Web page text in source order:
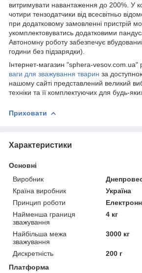
витримувати навантаження до 200%. У
чотири тензодатчики від всесвітньо
при додатковому замовленні пристрій
укомплектовуватись додатковими
Автономну роботу забезпечує
години без підзарядки).
Інтернет-магазин "sphera-vesov.com.ua"
ваги для зважування тварин за
нашому сайті представлений великий
техніки та її комплектуючих для будь-
Приховати
Характеристики
Основні
Виробник
Країна виробник
Україна
Принцип роботи
Найменша границя
зважування
4 кг
Найбільша межа
зважування
3000 кг
Дискретність
200 г
Платформа